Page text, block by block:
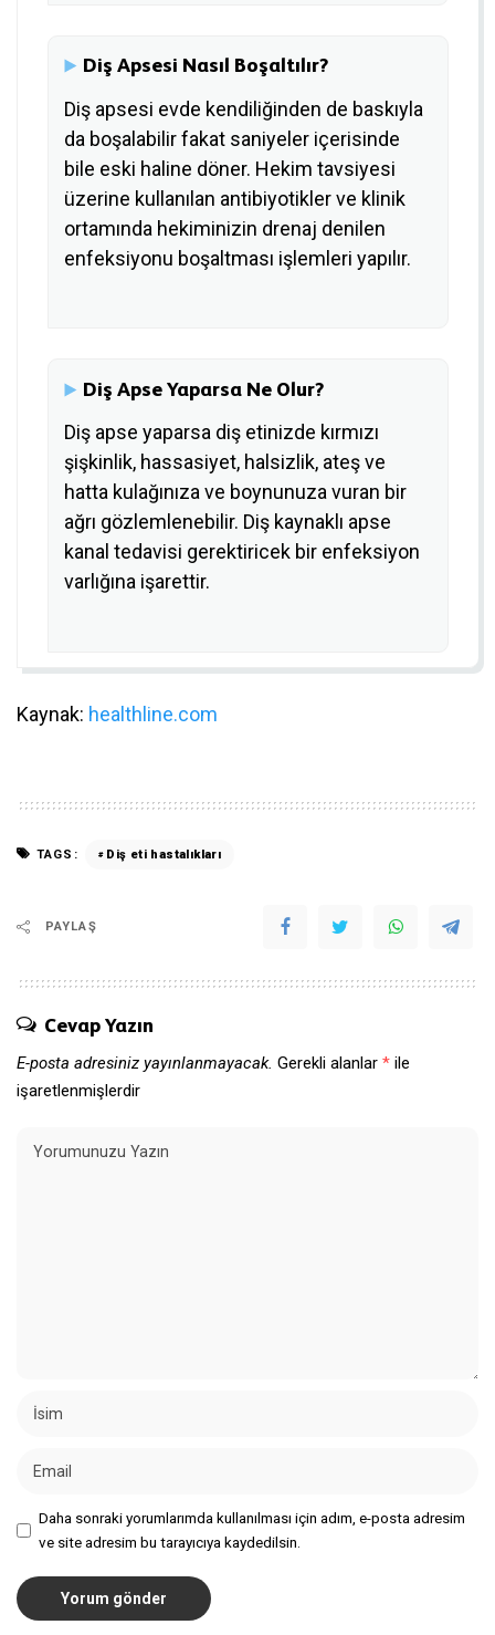
Diş Apsesi Nasıl Boşaltılır?
Diş apsesi evde kendiliğinden de baskıyla
da boşalabilir fakat saniyeler içerisinde
bile eski haline döner. Hekim tavsiyesi
üzerine kullanılan antibiyotikler ve klinik
ortamında hekiminizin drenaj denilen
enfeksiyonu boşaltması işlemleri yapılır.
Diş Apse Yaparsa Ne Olur?
Diş apse yaparsa diş etinizde kırmızı
şişkinlik, hassasiyet, halsizlik, ateş ve
hatta kulağınıza ve boynunuza vuran bir
ağrı gözlemlenebilir. Diş kaynaklı apse
kanal tedavisi gerektiricek bir enfeksiyon
varlığına işarettir.
Kaynak: healthline.com
TAGS: Diş eti hastalıkları
PAYLAŞ
Cevap Yazın
E-posta adresiniz yayınlanmayacak. Gerekli alanlar * ile
işaretlenmişlerdir
Daha sonraki yorumlarımda kullanılması için adım, e-posta adresim
ve site adresim bu tarayıcıya kaydedilsin.